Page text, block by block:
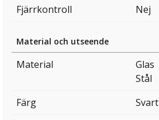
Fjärrkontroll
Nej
Material och utseende
Material
Glas
Stål
Färg
Svart